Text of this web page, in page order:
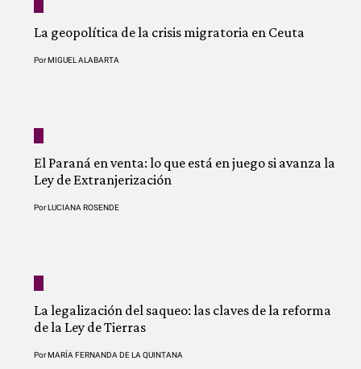
La geopolítica de la crisis migratoria en Ceuta
PorMIGUEL ALABARTA
El Paraná en venta: lo que está en juego si avanza la
Ley de Extranjerización
PorLUCIANA ROSENDE
La legalización del saqueo: las claves de la reforma
de la Ley de Tierras
PorMARÍA FERNANDA DE LA QUINTANA